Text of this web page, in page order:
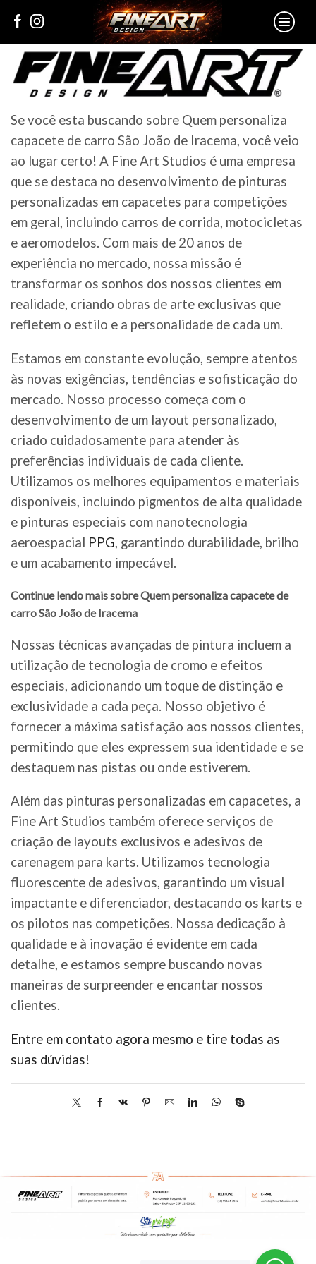
Se você esta buscando sobre Quem personaliza
capacete de carro São João de Iracema, você veio
ao lugar certo! A Fine Art Studios é uma empresa
que se destaca no desenvolvimento de pinturas
personalizadas em capacetes para competições
em geral, incluindo carros de corrida, motocicletas
e aeromodelos. Com mais de 20 anos de
experiência no mercado, nossa missão é
transformar os sonhos dos nossos clientes em
realidade, criando obras de arte exclusivas que
refletem o estilo e a personalidade de cada um.
Estamos em constante evolução, sempre atentos
às novas exigências, tendências e sofisticação do
mercado. Nosso processo começa com o
desenvolvimento de um layout personalizado,
criado cuidadosamente para atender às
preferências individuais de cada cliente.
Utilizamos os melhores equipamentos e materiais
disponíveis, incluindo pigmentos de alta qualidade
e pinturas especiais com nanotecnologia
aeroespacial PPG, garantindo durabilidade, brilho
e um acabamento impecável.
Continue lendo mais sobre Quem personaliza capacete de
carro São João de Iracema
Nossas técnicas avançadas de pintura incluem a
utilização de tecnologia de cromo e efeitos
especiais, adicionando um toque de distinção e
exclusividade a cada peça. Nosso objetivo é
fornecer a máxima satisfação aos nossos clientes,
permitindo que eles expressem sua identidade e se
destaquem nas pistas ou onde estiverem.
Além das pinturas personalizadas em capacetes, a
Fine Art Studios também oferece serviços de
criação de layouts exclusivos e adesivos de
carenagem para karts. Utilizamos tecnologia
fluorescente de adesivos, garantindo um visual
impactante e diferenciador, destacando os karts e
os pilotos nas competições. Nossa dedicação à
qualidade e à inovação é evidente em cada
detalhe, e estamos sempre buscando novas
maneiras de surpreender e encantar nossos
clientes.
Entre em contato agora mesmo e tire todas as
suas dúvidas!